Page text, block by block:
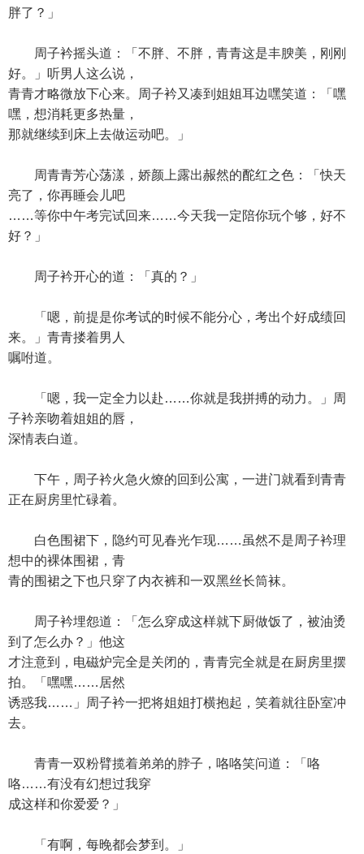
胖了？」
周子衿摇头道：「不胖、不胖，青青这是丰腴美，刚刚
好。」听男人这么说，
青青才略微放下心来。周子衿又凑到姐姐耳边嘿笑道：「嘿
嘿，想消耗更多热量，
那就继续到床上去做运动吧。」
周青青芳心荡漾，娇颜上露出赧然的酡红之色：「快天
亮了，你再睡会儿吧
……等你中午考完试回来……今天我一定陪你玩个够，好不
好？」
周子衿开心的道：「真的？」
「嗯，前提是你考试的时候不能分心，考出个好成绩回
来。」青青搂着男人
嘱咐道。
「嗯，我一定全力以赴……你就是我拼搏的动力。」周
子衿亲吻着姐姐的唇，
深情表白道。
下午，周子衿火急火燎的回到公寓，一进门就看到青青
正在厨房里忙碌着。
白色围裙下，隐约可见春光乍现……虽然不是周子衿理
想中的裸体围裙，青
青的围裙之下也只穿了内衣裤和一双黑丝长筒袜。
周子衿埋怨道：「怎么穿成这样就下厨做饭了，被油烫
到了怎么办？」他这
才注意到，电磁炉完全是关闭的，青青完全就是在厨房里摆
拍。「嘿嘿……居然
诱惑我……」周子衿一把将姐姐打横抱起，笑着就往卧室冲
去。
青青一双粉臂揽着弟弟的脖子，咯咯笑问道：「咯
咯……有没有幻想过我穿
成这样和你爱爱？」
「有啊，每晚都会梦到。」